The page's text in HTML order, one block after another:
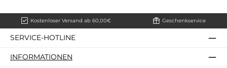
Kostenloser Versand ab 60,00€ Geschenkservice
SERVICE-HOTLINE
INFORMATIONEN